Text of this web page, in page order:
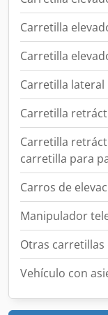
Carretilla
Carretilla
Carretilla lateral
Carretilla
Carretilla
carretilla para
Carros de
Manipulador
Otras carretillas
Vehículo con